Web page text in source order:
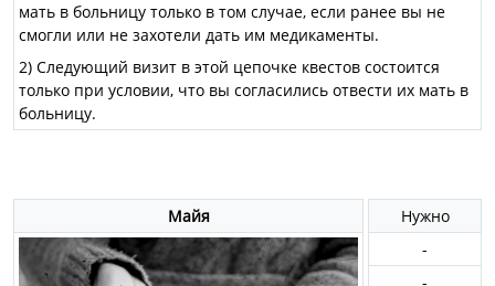
мать в больницу только в том случае, если ранее вы не
смогли или не захотели дать им медикаменты.
2) Следующий визит в этой цепочке квестов состоится
только при условии, что вы согласились отвести их мать в
больницу.
Майя
Нужно
-